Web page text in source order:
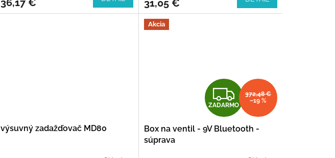
36,17 € 31,05 €
výsuvný zadažďovač MD80
Akcia
Z
A
D
ZADARMO
372,48 €
–19 %
Box na ventil - 9V Bluetooth -
súprava